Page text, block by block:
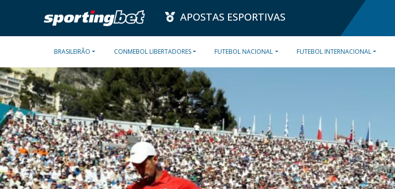
APOSTAS ESPORTIVAS
BRASILEIRÃO CONMEBOL LIBERTADORES FUTEBOL NACIONAL FUTEBOL INTERNACIONAL